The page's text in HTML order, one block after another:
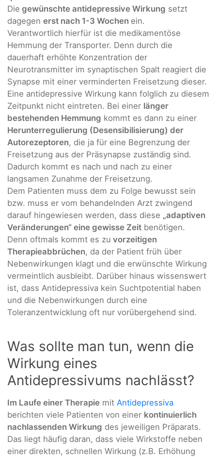
Die gewünschte antidepressive Wirkung setzt
dagegen erst nach 1-3 Wochen ein.
Verantwortlich hierfür ist die medikamentöse
Hemmung der Transporter. Denn durch die
dauerhaft erhöhte Konzentration der
Neurotransmitter im synaptischen Spalt reagiert die
Synapse mit einer verminderten Freisetzung dieser.
Eine antidepressive Wirkung kann folglich zu diesem
Zeitpunkt nicht eintreten. Bei einer länger
bestehenden Hemmung kommt es dann zu einer
Herunterregulierung (Desensibilisierung) der
Autorezeptoren, die ja für eine Begrenzung der
Freisetzung aus der Präsynapse zuständig sind.
Dadurch kommt es nach und nach zu einer
langsamen Zunahme der Freisetzung.
Dem Patienten muss dem zu Folge bewusst sein
bzw. muss er vom behandelnden Arzt zwingend
darauf hingewiesen werden, dass diese „adaptiven
Veränderungen“ eine gewisse Zeit benötigen.
Denn oftmals kommt es zu vorzeitigen
Therapieabbrüchen, da der Patient früh über
Nebenwirkungen klagt und die erwünschte Wirkung
vermeintlich ausbleibt. Darüber hinaus wissenswert
ist, dass Antidepressiva kein Suchtpotential haben
und die Nebenwirkungen durch eine
Toleranzentwicklung oft nur vorübergehend sind.
Was sollte man tun, wenn die
Wirkung eines
Antidepressivums nachlässt?
Im Laufe einer Therapie mit Antidepressiva
berichten viele Patienten von einer kontinuierlich
nachlassenden Wirkung des jeweiligen Präparats.
Das liegt häufig daran, dass viele Wirkstoffe neben
einer direkten, schnellen Wirkung (z.B. Erhöhung